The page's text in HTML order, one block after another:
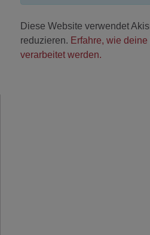
Diese Website verwendet
reduzieren. Erfahre, wie
verarbeitet werden.